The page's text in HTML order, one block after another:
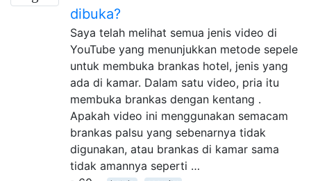
dibuka?
Saya telah melihat semua jenis video di
YouTube yang menunjukkan metode sepele
untuk membuka brankas hotel, jenis yang
ada di kamar. Dalam satu video, pria itu
membuka brankas dengan kentang .
Apakah video ini menggunakan semacam
brankas palsu yang sebenarnya tidak
digunakan, atau brankas di kamar sama
tidak amannya seperti …